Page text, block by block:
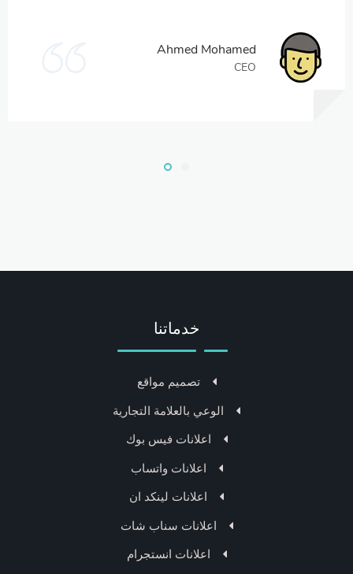
Ahmed Mohamed
CEO
خدماتنا
تصميم مواقع
الوعي بالعلامة التجارية
اعلانات فيس بوك
اعلانات واتساب
اعلانات لينكد ان
اعلانات سناب شات
اعلانات انستجرام